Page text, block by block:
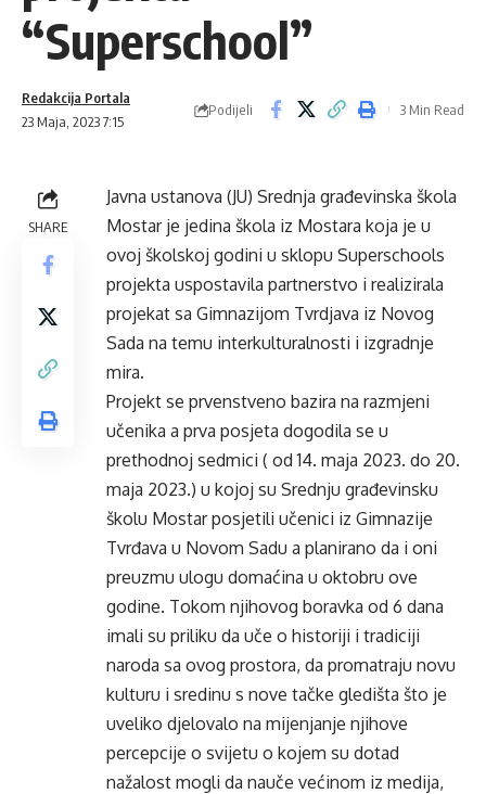
“Superschool”
23 Maja, 2023 7:15
Redakcija Portala
Podijeli 3 Min Read
SHARE
Javna ustanova (JU) Srednja građevinska škola
Mostar je jedina škola iz Mostara koja je u
ovoj školskoj godini u sklopu Superschools
projekta uspostavila partnerstvo i realizirala
projekat sa Gimnazijom Tvrdjava iz Novog
Sada na temu interkulturalnosti i izgradnje
mira.
Projekt se prvenstveno bazira na razmjeni
učenika a prva posjeta dogodila se u
prethodnoj sedmici ( od 14. maja 2023. do 20.
maja 2023.) u kojoj su Srednju građevinsku
školu Mostar posjetili učenici iz Gimnazije
Tvrđava u Novom Sadu a planirano da i oni
preuzmu ulogu domaćina u oktobru ove
godine. Tokom njihovog boravka od 6 dana
imali su priliku da uče o historiji i tradiciji
naroda sa ovog prostora, da promatraju novu
kulturu i sredinu s nove tačke gledišta što je
uveliko djelovalo na mijenjanje njihove
percepcije o svijetu o kojem su dotad
nažalost mogli da nauče većinom iz medija,